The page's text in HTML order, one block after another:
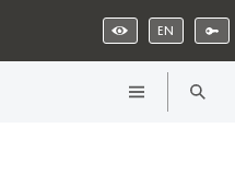
EN